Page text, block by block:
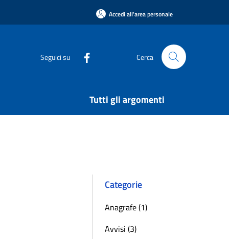
Accedi all'area personale
Seguici su Cerca
Tutti gli argomenti
Categorie
Anagrafe (1)
Avvisi (3)